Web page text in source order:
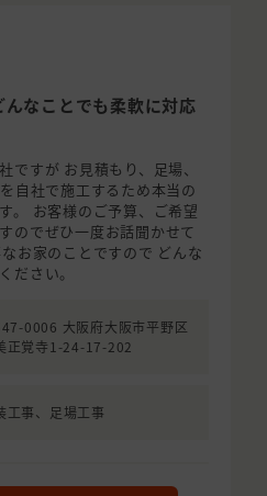
なことでも柔軟に対応
ですが お見積もり、足場、
自社で施工するため本当の
。 お客様のご予算、ご希望
のでぜひ一度お話聞かせて
お家のことですので どんな
ださい。
0006 大阪府大阪市平野区
正覚寺1-24-17-202
工事、足場工事